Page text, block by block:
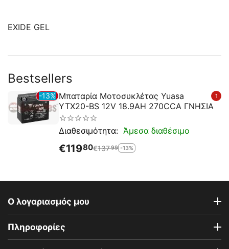
EXIDE GEL
Bestsellers
13% 1
Μπαταρία Μοτοσυκλέτας Yuasa
YTX20-BS 12V 18.9AH 270CCA ΓΝΗΣΙΑ
Διαθεσιμότητα: Άμεσα διαθέσιμο
€11980€13799 -13%
Ο λογαριασμός μου
Πληροφορίες